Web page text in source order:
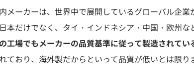
メーカーは、世界中で展開しているグローバル企業
本だけでなく、タイ・インドネシア・中国・欧州
工場でもメーカーの品質基準に従って製造されてい
ており、海外製だからといって品質が低いとは限り